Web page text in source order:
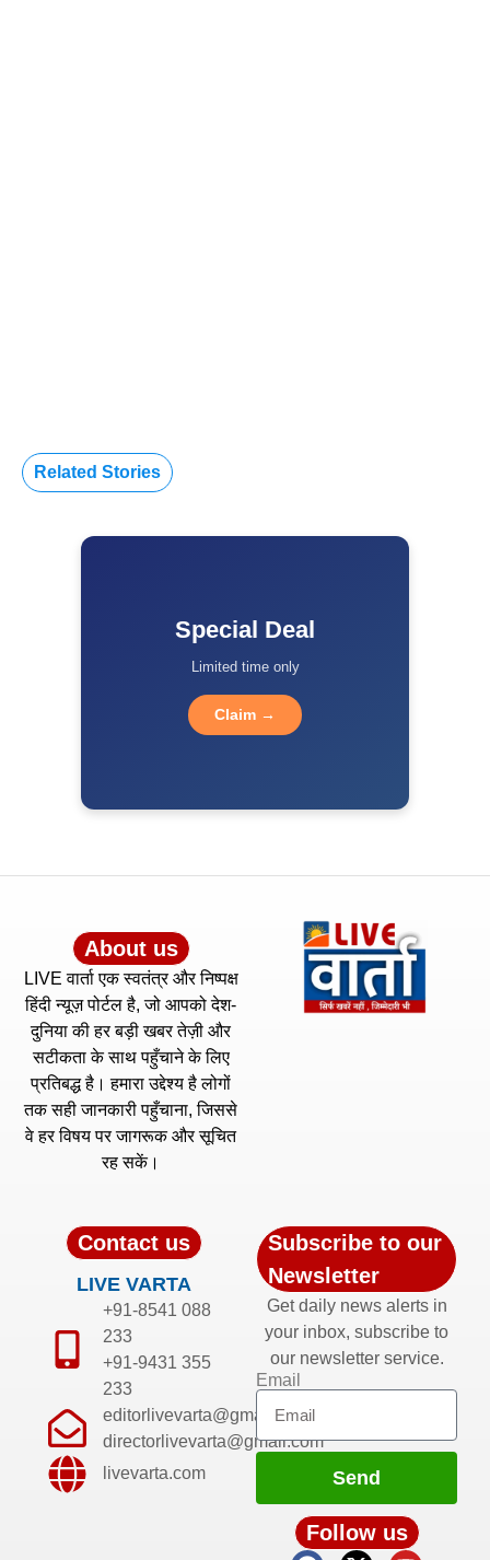
Related Stories
Special Deal
Limited time only
Claim →
About us
LIVE वार्ता एक स्वतंत्र और निष्पक्ष
हिंदी न्यूज़ पोर्टल है, जो आपको देश-
दुनिया की हर बड़ी खबर तेज़ी और
सटीकता के साथ पहुँचाने के लिए
प्रतिबद्ध है। हमारा उद्देश्य है लोगों
तक सही जानकारी पहुँचाना, जिससे
वे हर विषय पर जागरूक और सूचित
रह सकें।
Contact us
LIVE VARTA
+91-8541 088
233
+91-9431 355
233
editorlivevarta@gmail.com
directorlivevarta@gmail.com
livevarta.com
Subscribe to our
Newsletter
Get daily news alerts in
your inbox, subscribe to
our newsletter service.
Email
Send
Follow us